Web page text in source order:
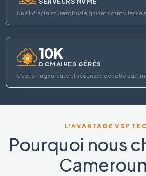
Une infrastructure robuste garantissant vitesse
10K
DOMAINES GÉRÉS
Gestion rigoureuse et sécurisée de votre
L'AVANTAGE VSP
Pourquoi nous